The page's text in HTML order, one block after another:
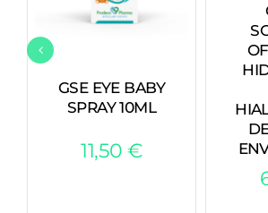
GSE EYE BABY
SPRAY 10ML
11,50€